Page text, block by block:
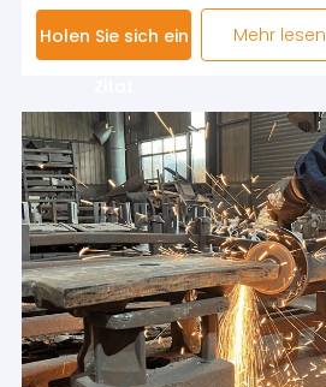
Holen Sie sich ein Mehr lesen